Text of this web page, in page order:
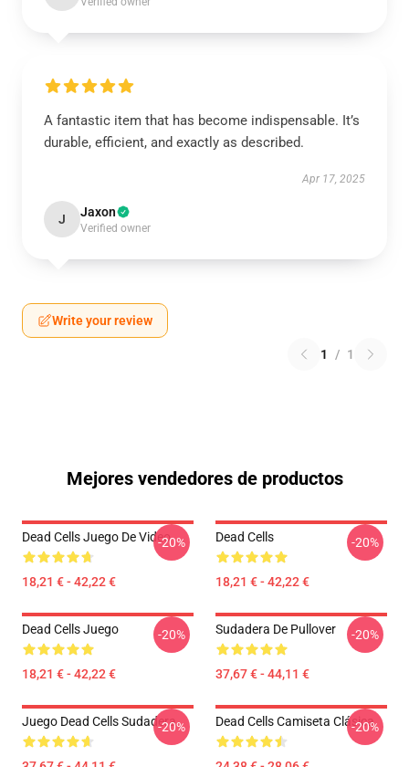
A fantastic item that has become indispensable. It’s
durable, efficient, and exactly as described.
Apr 17, 2025
J Jaxon
Verified owner
Write your review
1 / 1
Mejores vendedores de productos
Dead Cells Juego De Video
18,21 € - 42,22 €
-20% Dead Cells
18,21 € - 42,22 €
-20%
Dead Cells Juego
18,21 € - 42,22 €
-20% Sudadera De Pullover
37,67 € - 44,11 €
-20%
Juego Dead Cells Sudadera
-20% Dead Cells Camiseta Clásica
-20%